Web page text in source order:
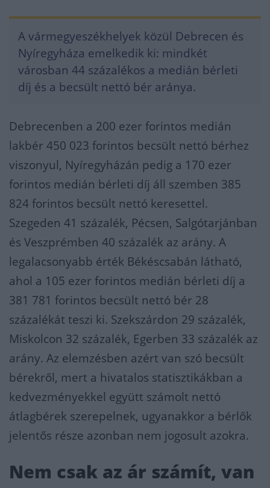
A vármegyeszékhelyek közül Debrecen és
Nyíregyháza emelkedik ki: mindkét
városban 44 százalékos a medián bérleti
díj és a becsült nettó bér aránya.
Debrecenben a 200 ezer forintos medián
lakbér 450 023 forintos becsült nettó bérhez
viszonyul, Nyíregyházán pedig a 170 ezer
forintos medián bérleti díj áll szemben 385
824 forintos becsült nettó keresettel.
Szegeden 41 százalék, Pécsen, Salgótarjánban
és Veszprémben 40 százalék az arány. A
legalacsonyabb érték Békéscsabán látható,
ahol a 105 ezer forintos medián bérleti díj a
381 781 forintos becsült nettó bér 28
százalékát teszi ki. Szekszárdon 29 százalék,
Miskolcon 32 százalék, Egerben 33 százalék az
arány. Az elemzésben azért van szó becsült
bérekről, mert a hivatalos statisztikákban a
kedvezményekkel együtt számolt nettó
átlagbérek szerepelnek, ugyanakkor a bérlők
jelentős része azonban nem jogosult azokra.
Nem csak az ár számít, van